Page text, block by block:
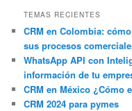
TEMAS RECIENTES
CRM en Colombia:
sus procesos
WhatsApp API con
información de tu
CRM en México ¿Cómo
CRM 2024 para pymes